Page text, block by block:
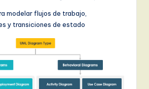
modelar flujos de trabajo,
y transiciones de estado